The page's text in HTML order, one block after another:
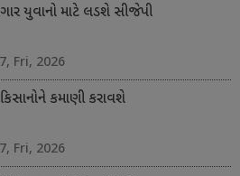
યુવાનો માટે લડશે સીજેપી
Fri, 2026
કમાણી કરાવશે
Fri, 2026